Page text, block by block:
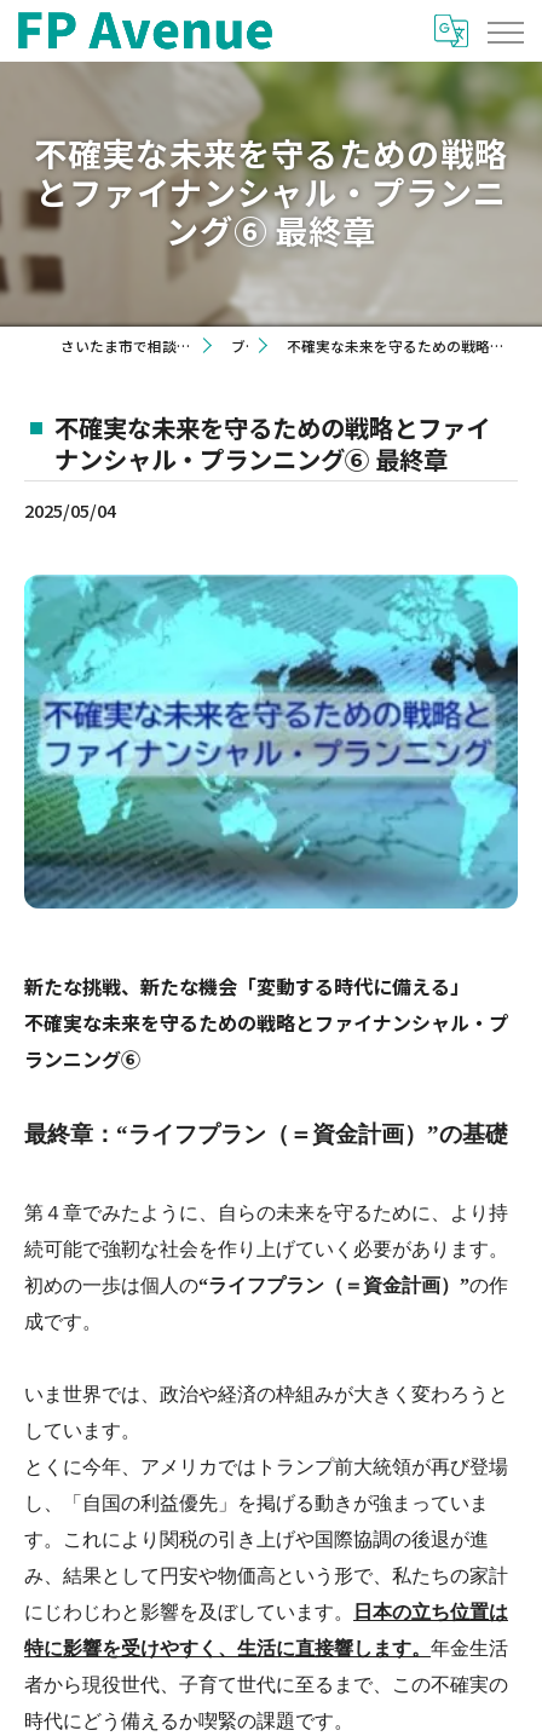
不確実な未来を守るための戦略
とファイナンシャル・プランニ
ング⑥ 最終章
さいたま市で相談を希望するならFP Avenue ブログ 不確実な未来を守るための戦略とファイナンシャル・プランニング⑥ 最終章
不確実な未来を守るための戦略とファイ
ナンシャル・プランニング⑥ 最終章
2025/05/04
新たな挑戦、新たな機会 「変動する時代に備える」
不確実な未来を守るための戦略とファイナンシャル・プ
ランニング⑥
最終章：“ライフプラン（＝資金計画）”の基礎
第４章でみたように、自らの未来を守るために、より持
続可能で強靭な社会を作り上げていく必要があります。
初めの一歩は個人の“ライフプラン（＝資金計画）”の作
成です。
いま世界では、政治や経済の枠組みが大きく変わろうと
しています。
とくに今年、アメリカではトランプ前大統領が再び登場
し、「自国の利益優先」を掲げる動きが強まっていま
す。これにより関税の引き上げや国際協調の後退が進
み、結果として円安や物価高という形で、私たちの家計
にじわじわと影響を及ぼしています。
日本の立ち位置は
特に影響を受けやすく、生活に直接響します。 年金生活
者から現役世代、子育て世代に至るまで、この不確実の
時代にどう備えるか喫緊の課題です。